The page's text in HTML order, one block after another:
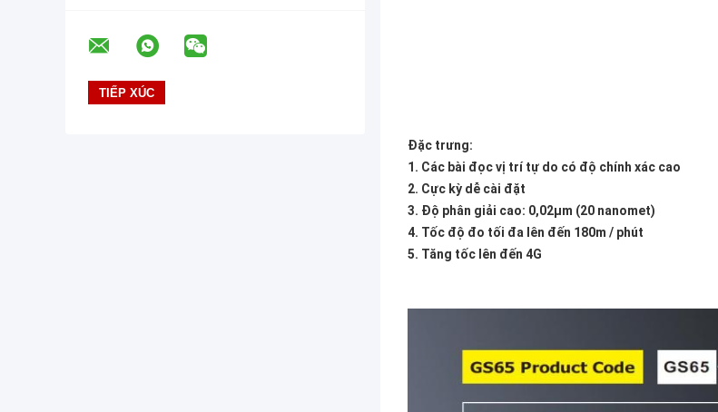
Đặc trưng:
1. Các bài đọc vị trí tự do có độ chính xác cao
2. Cực kỳ dễ cài đặt
3. Độ phân giải cao: 0,02μm (20 nanomet)
4. Tốc độ đo tối đa lên đến 180m / phút
5. Tăng tốc lên đến 4G